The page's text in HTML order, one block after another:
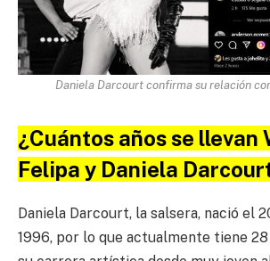
Daniela Darcourt confirma su relación
¿Cuántos años se llevan
Felipa y Daniela
Daniela Darcourt, la salsera, nació el
1996, por lo que actualmente tiene 28